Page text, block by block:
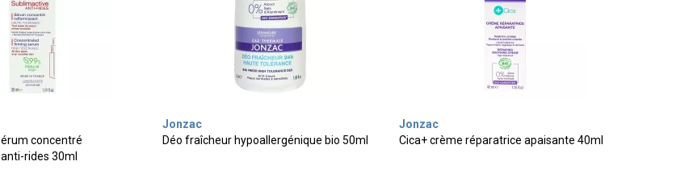
concentré
rides 30ml
Jonzac
Déo fraîcheur hypoallergénique bio 50ml
Jonzac
Cica+ crème réparatrice apaisante 40ml